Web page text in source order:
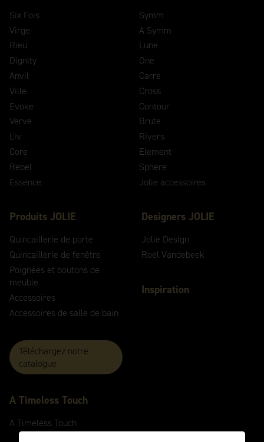
Six Fois
Virge
Rieu
Dignity
Anvil
Ville
Evoke
Verve
Liv
Core
Rebel
Essence
Symm
A Symm
Lune
One
Carre
Cross
Contour
Brute
Rivers
Element
Sphere
Jolie accessoires
Produits JOLIE
Quincaillerie de porte
Quincaillerie de fenêtre
Poignées et boutons de
meuble
Accessoires
Accessoires de salle de bain
Téléchargez notre
catalogue
Designers JOLIE
Jolie Design
Roel Vandebeek
Inspiration
A Timeless Touch
A TimelessTouch